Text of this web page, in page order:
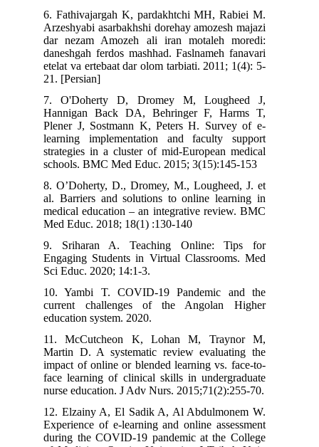
6. Fathivajargah K, pardakhtchi MH, Rabiei M.
Arzeshyabi asarbakhshi dorehay amozesh majazi
dar nezam Amozeh ali iran motaleh moredi:
daneshgah ferdos mashhad. Faslnameh fanavari
etelat va ertebaat dar olom tarbiati. 2011; 1(4): 5-
21. [Persian]
7. O'Doherty D, Dromey M, Lougheed J,
Hannigan Back DA, Behringer F, Harms T,
Plener J, Sostmann K, Peters H. Survey of e-
learning implementation and faculty support
strategies in a cluster of mid-European medical
schools. BMC Med Educ. 2015; 3(15):145-153
8. O’Doherty, D., Dromey, M., Lougheed, J. et
al. Barriers and solutions to online learning in
medical education – an integrative review. BMC
Med Educ. 2018; 18(1) :130-140
9. Sriharan A. Teaching Online: Tips for
Engaging Students in Virtual Classrooms. Med
Sci Educ. 2020; 14:1-3.
10. Yambi T. COVID-19 Pandemic and the
current challenges of the Angolan Higher
education system. 2020.
11. McCutcheon K, Lohan M, Traynor M,
Martin D. A systematic review evaluating the
impact of online or blended learning vs. face-to-
face learning of clinical skills in undergraduate
nurse education. J Adv Nurs. 2015;71(2):255-70.
12. Elzainy A, El Sadik A, Al Abdulmonem W.
Experience of e-learning and online assessment
during the COVID-19 pandemic at the College